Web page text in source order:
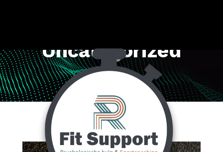
Uncategorized